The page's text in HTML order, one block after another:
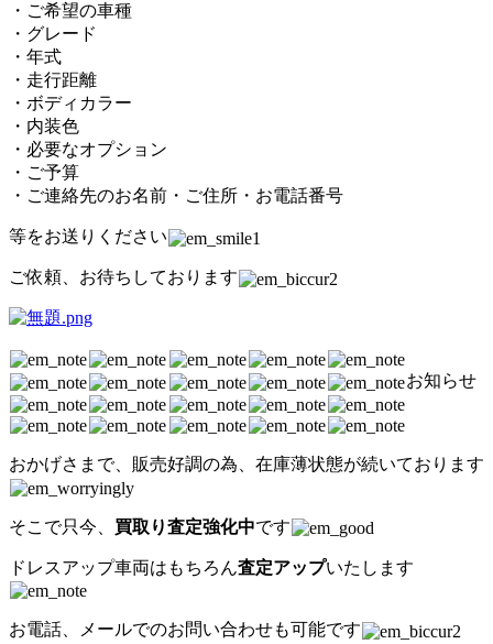
・ご希望の車種
・グレード
・年式
・走行距離
・ボディカラー
・内装色
・必要なオプション
・ご予算
・ご連絡先のお名前・ご住所・お電話番号
等をお送りください
ご依頼、お待ちしております
お知らせ
おかげさまで、販売好調の為、在庫薄状態が続いております
そこで只今、 買取り査定強化中です
ドレスアップ車両はもちろん査定アップいたします
お電話、メールでのお問い合わせも可能です